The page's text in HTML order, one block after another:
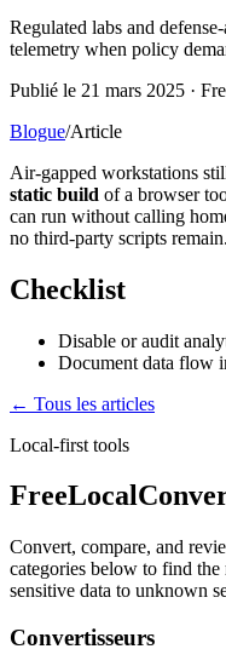
Regulated labs and
telemetry when policy
Publié le 21 mars 2025 ·
Blogue/Article
Air-gapped workstations
static build of a browser
can run without calling
no third-party scripts remain.
Checklist
Disable or audit
Document data flow
← Tous les articles
Local-first tools
Convert, compare, and
categories below to find
sensitive data to unknown
Convertisseurs